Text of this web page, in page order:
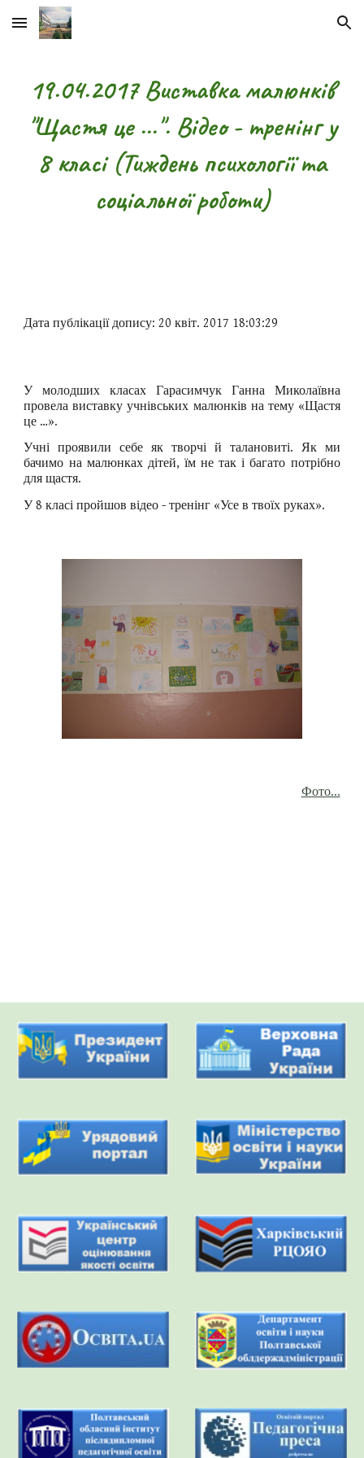
Skip to main content Skip to navigation
19.04.2017 Виставка малюнків
"Щастя це ...". Відео - тренінг у
8 класі (Тиждень психології та
соціальної роботи)
Дата публікації допису: 20 квіт. 2017 18:03:29
У молодших класах Гарасимчук Ганна Миколаївна
провела виставку учнівських малюнків на тему «Щастя
це …».
Учні проявили себе як творчі й талановиті. Як ми
бачимо на малюнках дітей, їм не так і багато потрібно
для щастя.
У 8 класі пройшов відео - тренінг «Усе в твоїх руках».
Фото...